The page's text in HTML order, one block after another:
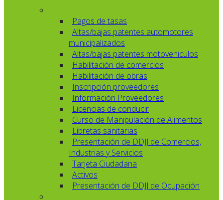
Pagos de tasas
Altas/bajas patentes automotores
municipalizados
Altas/bajas patentes motovehiculos
Habilitación de comercios
Habilitación de obras
Inscripción proveedores
Información Proveedores
Licencias de conducir
Curso de Manipulación de Alimentos
Libretas sanitarias
Presentación de DDJJ de Comercios,
Industrias y Servicios
Tarjeta Ciudadana
Activos
Presentación de DDJJ de Ocupación